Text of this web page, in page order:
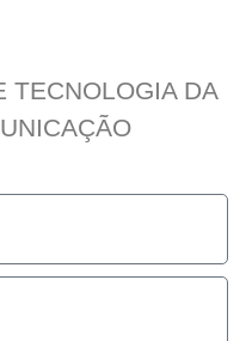
TECNOLOGIA DA